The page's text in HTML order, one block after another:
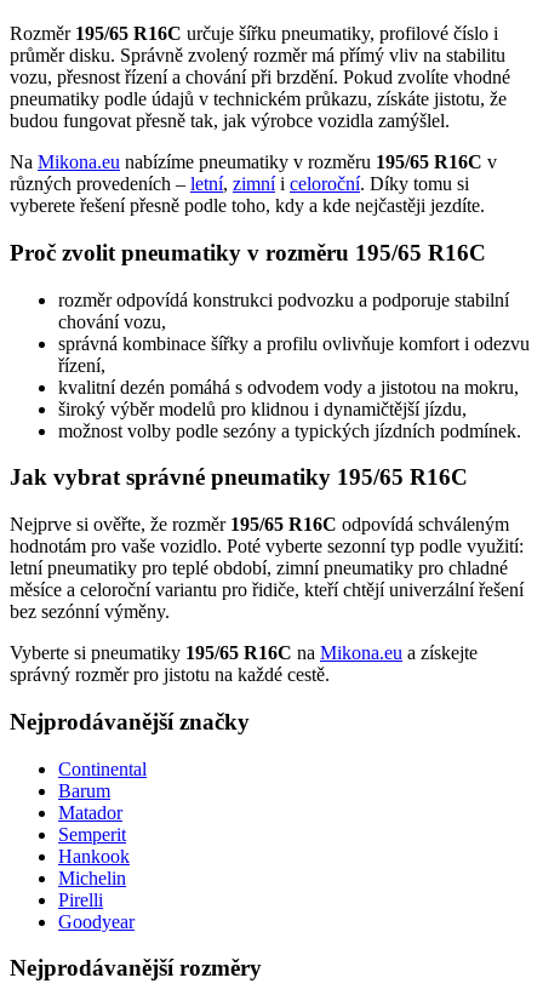
Rozměr 195/65 R16C určuje šířku pneumatiky, profilové číslo i
průměr disku. Správně zvolený rozměr má přímý vliv na stabilitu
vozu, přesnost řízení a chování při brzdění. Pokud zvolíte vhodné
pneumatiky podle údajů v technickém průkazu, získáte jistotu, že
budou fungovat přesně tak, jak výrobce vozidla zamýšlel.
Na Mikona.eu nabízíme pneumatiky v rozměru 195/65 R16C v
různých provedeních – letní, zimníi celoroční. Díky tomu si
vyberete řešení přesně podle toho, kdy a kde nejčastěji jezdíte.
Proč zvolit pneumatiky v rozměru 195/65 R16C
rozměr odpovídá konstrukci podvozku a podporuje stabilní
chování vozu,
správná kombinace šířky a profilu ovlivňuje komfort i odezvu
řízení,
kvalitní dezén pomáhá s odvodem vody a jistotou na mokru,
široký výběr modelů pro klidnou i dynamičtější jízdu,
možnost volby podle sezóny a typických jízdních podmínek.
Jak vybrat správné pneumatiky 195/65 R16C
Nejprve si ověřte, že rozměr 195/65 R16C odpovídá schváleným
hodnotám pro vaše vozidlo. Poté vyberte sezonní typ podle využití:
letní pneumatiky pro teplé období, zimní pneumatiky pro chladné
měsíce a celoroční variantu pro řidiče, kteří chtějí univerzální řešení
bez sezónní výměny.
Vyberte si pneumatiky 195/65 R16C na Mikona.eu a získejte
správný rozměr pro jistotu na každé cestě.
Nejprodávanější značky
Continental
Barum
Matador
Semperit
Hankook
Michelin
Pirelli
Goodyear
Nejprodávanější rozměry